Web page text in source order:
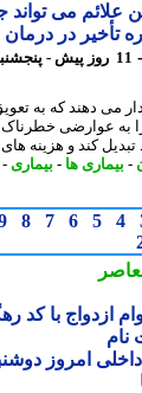
می تواند
در درمان
که به تعویق
عوارضی خطرناک
کند و هزینه های
ها - بیماری-
5
6
7
8
9
با کد